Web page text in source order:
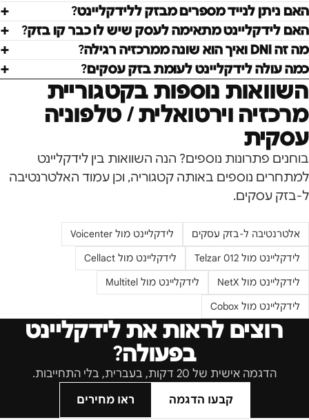
האם ניתן לנייד מספרים מבזק ללידקליינט?
האם לידקליינט מתאימה לעסק שיש לו כבר קו בזק?
מה זה DNI ואיך הוא שונה ממרכזיה רגילה?
כמה עולה לידקליינט לעומת בזק עסקים?
השוואות נוספות בקטגוריית
מרכזיה וירטואלית / טלפוניה
עסקית
בוחנים פתרונות נוספים? הנה השוואות בין לידקליינט
למתחרים נוספים באותה קטגוריה, וכן עמוד האלטרנטיבה
ל-בזק עסקים.
אלטרנטיבה ל-בזק עסקים לידקליינט מול Voicenter
לידקליינט מול Telzar 012 לידקליינט מול Cellact
לידקליינט מול NetX לידקליינט מול Multitel
לידקליינט מול Cobox
רוצים לראות את לידקליינט
בפעולה?
הדגמה אישית של 20 דקות, בעברית, בלי התחייבות.
קבעו הדגמה
ראו מחירים